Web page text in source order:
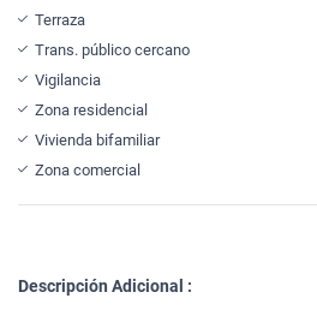
Terraza
Trans. público cercano
Vigilancia
Zona residencial
Vivienda bifamiliar
Zona comercial
Descripción Adicional :